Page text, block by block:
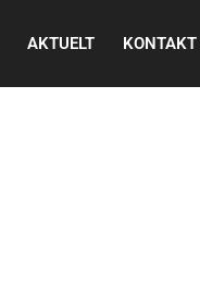
AKTUELT KONTAKT